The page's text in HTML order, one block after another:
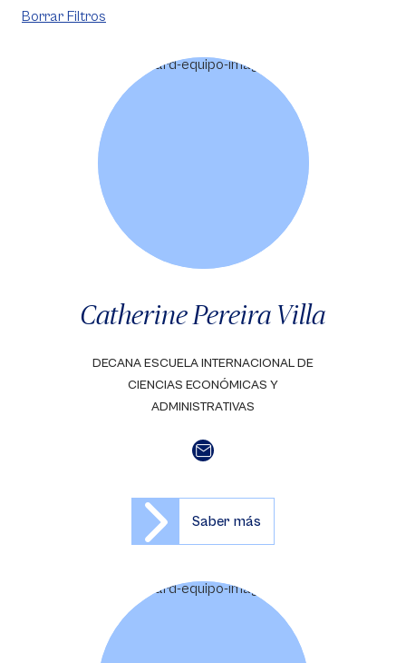
Borrar Filtros
Catherine Pereira Villa
DECANA ESCUELA INTERNACIONAL DE
CIENCIAS ECONÓMICAS Y
ADMINISTRATIVAS
Saber más